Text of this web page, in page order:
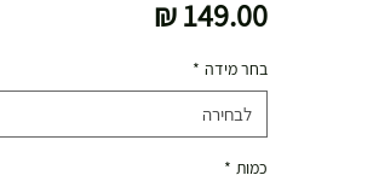
בחר מידה *
לבחירה
כמות *